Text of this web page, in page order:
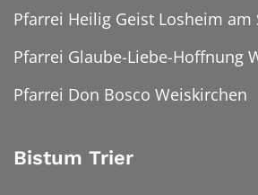
Pfarrei Heilig Geist Losheim am
Pfarrei Glaube-Liebe-Hoffnung
Pfarrei Don Bosco Weiskirchen
Bistum Trier